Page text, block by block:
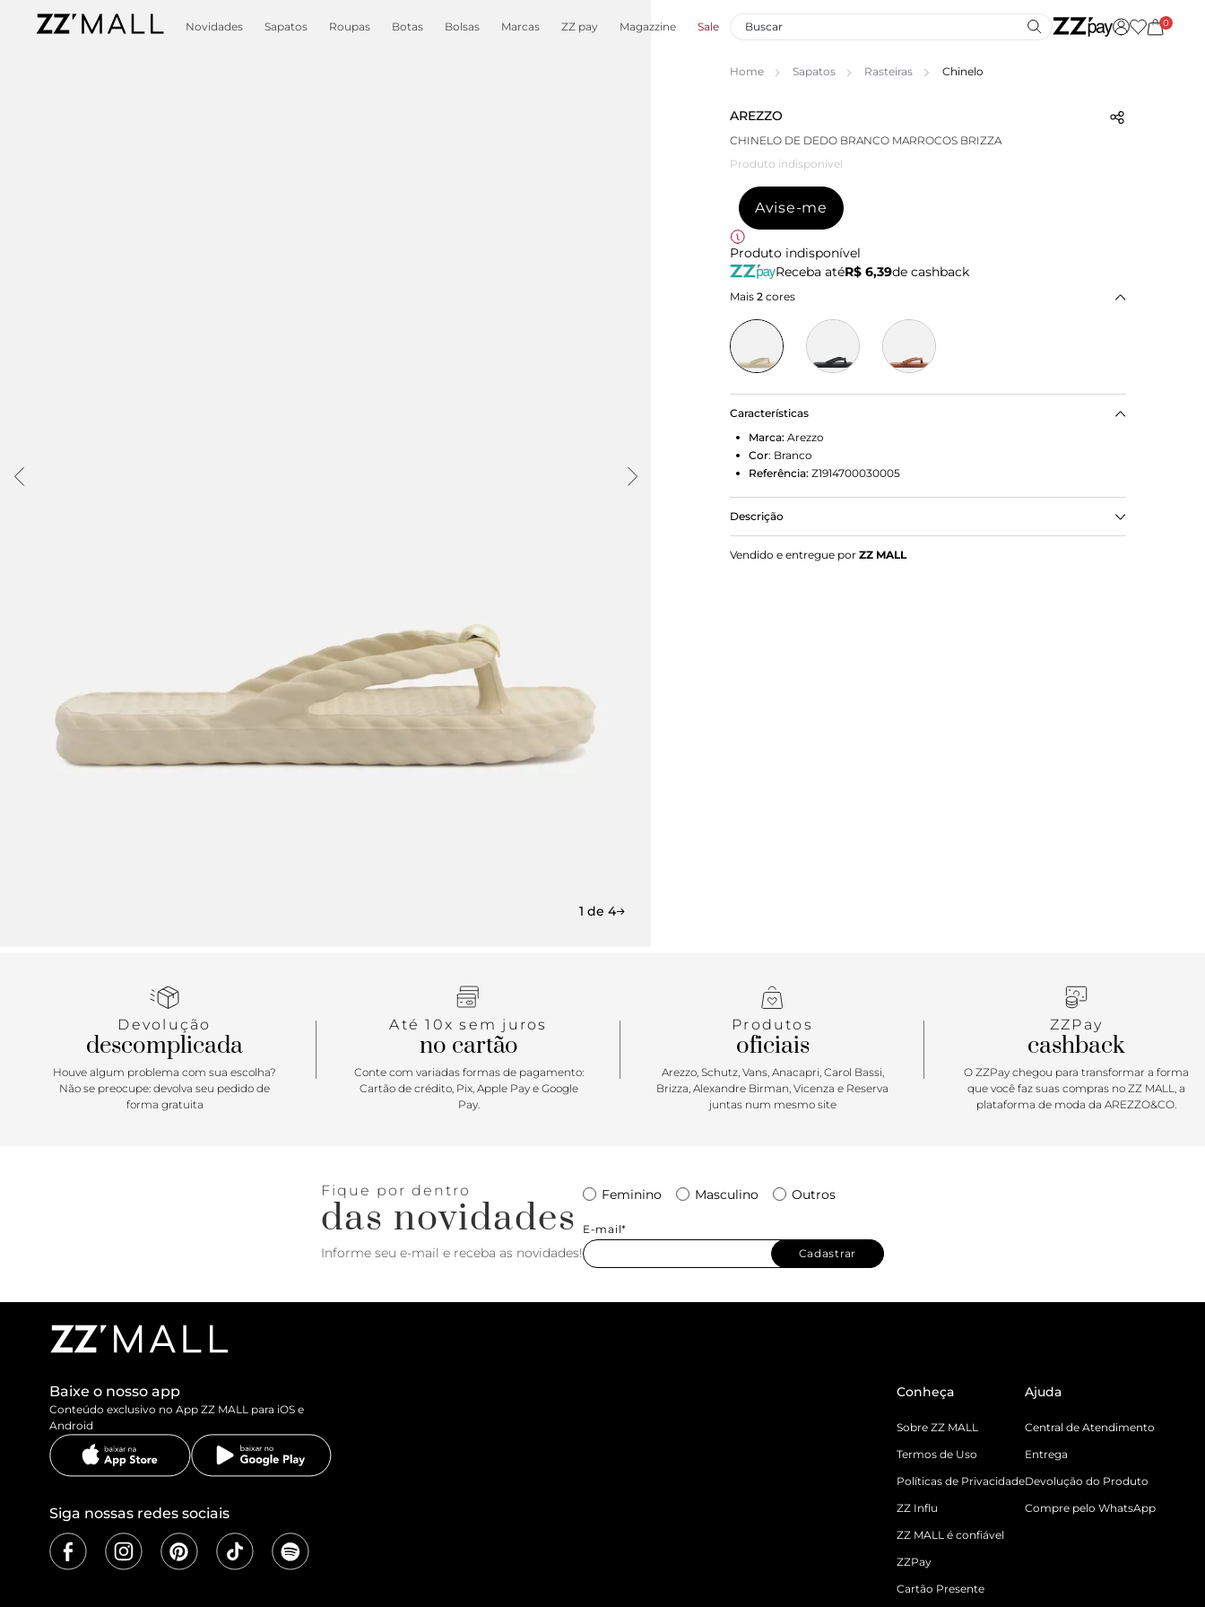
Novidades Sapatos Roupas Botas Bolsas Marcas ZZ pay Magazzine Sale 0
1 de 4
Home Sapatos Rasteiras Chinelo
AREZZO
CHINELO DE DEDO BRANCO MARROCOS BRIZZA
Produto indisponível
Avise-me
Produto indisponível
Receba atéR$ 6,39de cashback
Mais 2 cores
Características
Marca: Arezzo
Cor: Branco
Referência: Z1914700030005
Descrição
Chinelo Arezzo de Dedo Branco Marrocos Brizza
Vendido e entregue por ZZ MALL
Devolução
descomplicada
Houve algum problema com sua escolha?
Não se preocupe: devolva seu pedido de
forma gratuita
Até 10x sem juros
no cartão
Conte com variadas formas de pagamento:
Cartão de crédito, Pix, Apple Pay e Google
Pay.
Produtos
oficiais
Arezzo, Schutz, Vans, Anacapri, Carol Bassi,
Brizza, Alexandre Birman, Vicenza e Reserva
juntas num mesmo site
ZZPay
cashback
O ZZPay chegou para transformar a forma
que você faz suas compras no ZZ MALL, a
plataforma de moda da AREZZO&CO.
Fique por dentro
das novidades
Informe seu e-mail e receba as novidades!
Feminino Masculino Outros
E-mail*
Cadastrar
Baixe o nosso app
Conteúdo exclusivo no App ZZ MALL para iOS e
Android
Siga nossas redes sociais
Conheça
Sobre ZZ MALL
Termos de Uso
Políticas de Privacidade
ZZ Influ
ZZ MALL é confiável
ZZPay
Cartão Presente
Ajuda
Central de Atendimento
Entrega
Devolução do Produto
Compre pelo WhatsApp